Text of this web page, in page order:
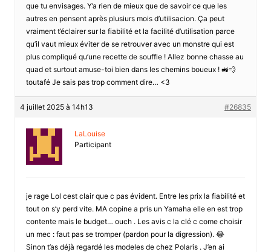
que tu envisages. Y’a rien de mieux que de savoir ce que les
autres en pensent après plusiurs mois d’utilisacion. Ça peut
vraiment t’éclairer sur la fiabilité et la facilité d’utilisation parce
qu’il vaut mieux éviter de se retrouver avec un monstre qui est
plus compliqué qu’une recette de souffle ! Allez bonne chasse au
quad et surtout amuse-toi bien dans les chemins boueux ! 🚜💨
toutafé Je sais pas trop comment dire… <3
4 juillet 2025 à 14h13 #26835
LaLouise
Participant
je rage Lol cest clair que c pas évident. Entre les prix la fiabilité et
tout on s’y perd vite. MA copine a pris un Yamaha elle en est trop
contente mais le budget… ouch . Les avis c la clé c come choisir
un mec : faut pas se tromper (pardon pour la digression). 😂
Sinon t’as déjà regardé les modeles de chez Polaris . J’en ai